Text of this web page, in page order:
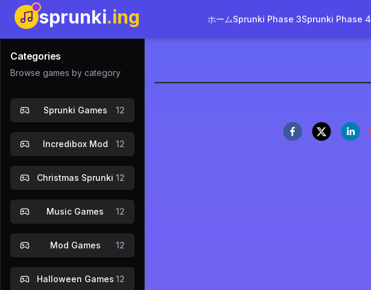
sprunki.ing ホームSprunki Phase 3Sprunki Phase 4
Categories
Browse games by category
Sprunki Games 12
Incredibox Mod 12
Christmas Sprunki 12
Music Games 12
Mod Games 12
Halloween Games 12
今すぐプレイ